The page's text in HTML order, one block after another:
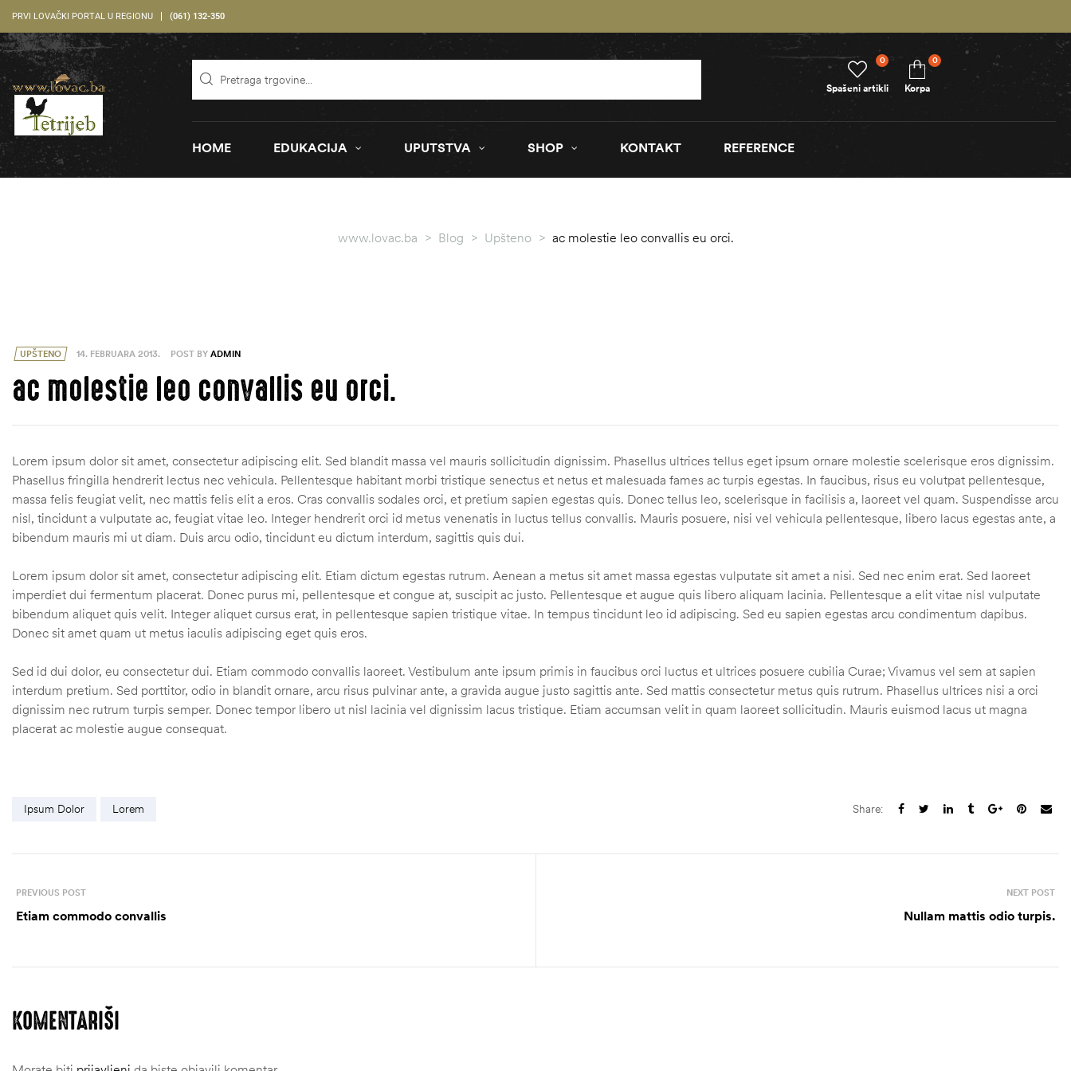
PRVI LOVAČKI PORTAL U REGIONU (061) 132-350
Spašeni artikli
0
Korpa
0
HOME EDUKACIJA UPUTSTVA SHOP KONTAKT REFERENCE
www.lovac.ba > Blog > Upšteno > ac molestie leo convallis eu orci.
UPŠTENO 14. FEBRUARA 2013. POST BY ADMIN
ac molestie leo convallis eu orci.
Lorem ipsum dolor sit amet, consectetur adipiscing elit. Sed blandit massa vel mauris sollicitudin dignissim. Phasellus ultrices tellus eget ipsum ornare molestie scelerisque eros dignissim.
Phasellus fringilla hendrerit lectus nec vehicula. Pellentesque habitant morbi tristique senectus et netus et malesuada fames ac turpis egestas. In faucibus, risus eu volutpat pellentesque,
massa felis feugiat velit, nec mattis felis elit a eros. Cras convallis sodales orci, et pretium sapien egestas quis. Donec tellus leo, scelerisque in facilisis a, laoreet vel quam. Suspendisse arcu
nisl, tincidunt a vulputate ac, feugiat vitae leo. Integer hendrerit orci id metus venenatis in luctus tellus convallis. Mauris posuere, nisi vel vehicula pellentesque, libero lacus egestas ante, a
bibendum mauris mi ut diam. Duis arcu odio, tincidunt eu dictum interdum, sagittis quis dui.
Lorem ipsum dolor sit amet, consectetur adipiscing elit. Etiam dictum egestas rutrum. Aenean a metus sit amet massa egestas vulputate sit amet a nisi. Sed nec enim erat. Sed laoreet
imperdiet dui fermentum placerat. Donec purus mi, pellentesque et congue at, suscipit ac justo. Pellentesque et augue quis libero aliquam lacinia. Pellentesque a elit vitae nisl vulputate
bibendum aliquet quis velit. Integer aliquet cursus erat, in pellentesque sapien tristique vitae. In tempus tincidunt leo id adipiscing. Sed eu sapien egestas arcu condimentum dapibus.
Donec sit amet quam ut metus iaculis adipiscing eget quis eros.
Sed id dui dolor, eu consectetur dui. Etiam commodo convallis laoreet. Vestibulum ante ipsum primis in faucibus orci luctus et ultrices posuere cubilia Curae; Vivamus vel sem at sapien
interdum pretium. Sed porttitor, odio in blandit ornare, arcu risus pulvinar ante, a gravida augue justo sagittis ante. Sed mattis consectetur metus quis rutrum. Phasellus ultrices nisi a orci
dignissim nec rutrum turpis semper. Donec tempor libero ut nisl lacinia vel dignissim lacus tristique. Etiam accumsan velit in quam laoreet sollicitudin. Mauris euismod lacus ut magna
placerat ac molestie augue consequat.
Ipsum Dolor Lorem Share:
PREVIOUS POST
Etiam commodo convallis
NEXT POST
Nullam mattis odio turpis.
KOMENTARIŠI